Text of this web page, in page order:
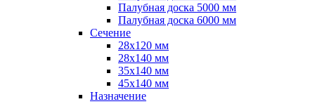
Палубная доска 5000 мм
Палубная доска 6000 мм
Сечение
28х120 мм
28х140 мм
35х140 мм
45х140 мм
Назначение